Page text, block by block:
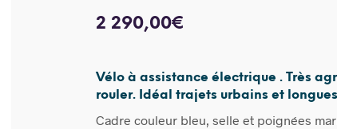
2 290,00€
Vélo à assistance électrique . Très
rouler. Idéal trajets urbains et
Cadre couleur bleu, selle et poignées